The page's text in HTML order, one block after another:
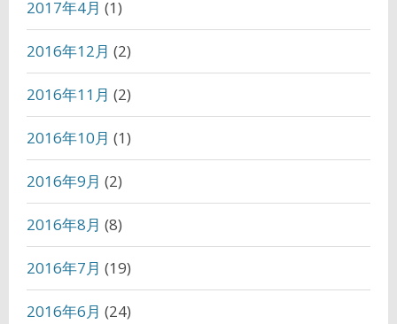
2017年4月 (1)
2016年12月 (2)
2016年11月 (2)
2016年10月 (1)
2016年9月 (2)
2016年8月 (8)
2016年7月 (19)
2016年6月 (24)